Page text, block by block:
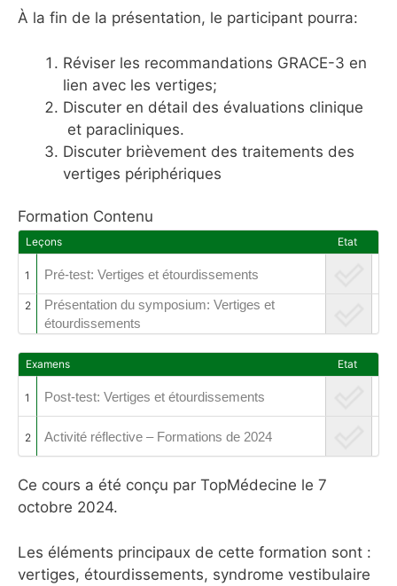
À la fin de la présentation, le participant pourra:
Réviser les recommandations GRACE-3 en
lien avec les vertiges;
Discuter en détail des évaluations clinique
et paracliniques.
Discuter brièvement des traitements des
vertiges périphériques
Formation Contenu
Leçons Etat
1 Pré-test: Vertiges et étourdissements
2
Présentation du symposium: Vertiges et
étourdissements
Examens Etat
1 Post-test: Vertiges et étourdissements
2 Activité réflective – Formations de 2024
Ce cours a été conçu par TopMédecine le 7
octobre 2024.
Les éléments principaux de cette formation sont :
vertiges, étourdissements, syndrome vestibulaire